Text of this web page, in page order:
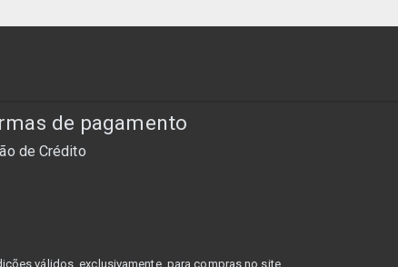
de pagamento
de Crédito
válidos, exclusivamente, para compras no site,